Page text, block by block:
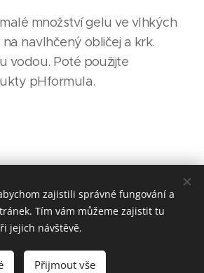
množství gelu ve vlhkých
navlhčený obličej a krk.
vodou. Poté použijte
pHformula.
Do košíku
& Cosmetics | Všechna práva vyhrazena
Kaprova 15/11, 110 00 Josefov
Cookies
zajistili správné fungování a
Tím vám můžeme zajistit tu
jejich návštěvě.
Přijmout vše